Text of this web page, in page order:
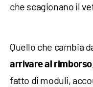
che scagionano il
Quello che cambia
arrivare al rimborso
fatto di moduli,